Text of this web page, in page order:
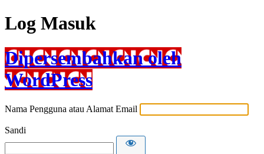
Log Masuk
Dipersembahkan oleh
WordPress
Nama Pengguna atau Alamat Email
Sandi